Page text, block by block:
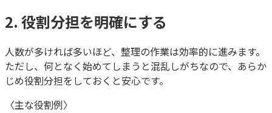
2. 役割分担を明確にする
人数が多ければ多いほど、整理の作業は効率的に進みます。
ただし、何となく始めてしまうと混乱しがちなので、あらか
じめ役割分担をしておくと安心です。
〈主な役割例〉